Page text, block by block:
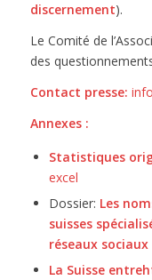
discernement).
Le Comité de
des
Contact presse:
Annexes :
Statistiques
excel
Dossier: Les
suisses
réseaux sociaux
La Suisse